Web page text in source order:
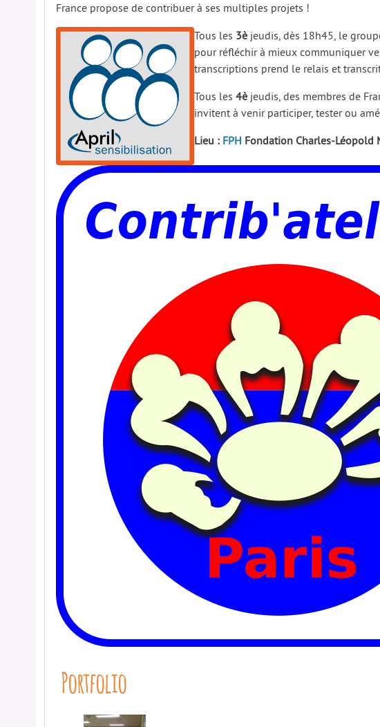
France propose de contribuer à ses multiples projets !
Tous les 3è jeudis, dès 18h45, le
pour réfléchir à mieux communiquer
transcriptions prend le relais et
Tous les 4è jeudis, des membres de
invitent à venir participer, tester ou
Lieu : FPH Fondation Charles-Léopold
Portfolio